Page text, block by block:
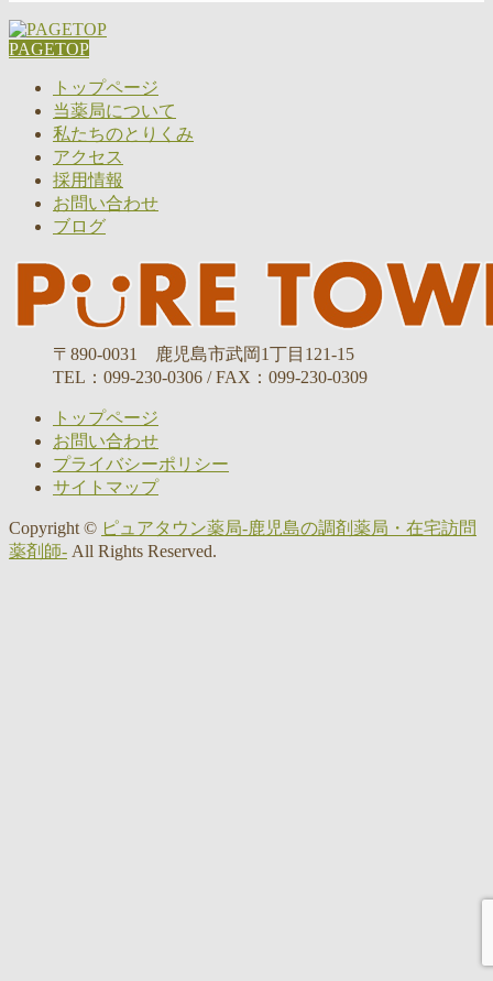
PAGETOP
トップページ
当薬局について
私たちのとりくみ
アクセス
採用情報
お問い合わせ
ブログ
〒890-0031 鹿児島市武岡1丁目121-15
TEL：099-230-0306 / FAX：099-230-0309
トップページ
お問い合わせ
プライバシーポリシー
サイトマップ
Copyright © ピュアタウン薬局-鹿児島の調剤薬局・在宅訪問
薬剤師- All Rights Reserved.